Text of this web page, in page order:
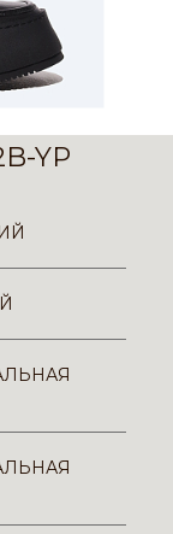
YP